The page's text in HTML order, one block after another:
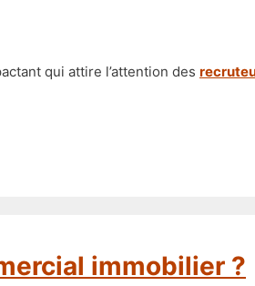
qui attire l’attention des
immobilier ?